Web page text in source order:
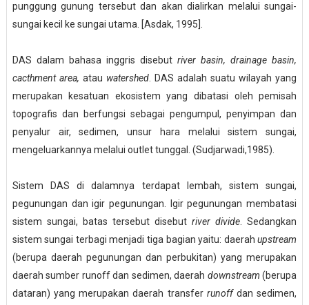
punggung gunung tersebut dan akan dialirkan melalui sungai-
sungai kecil ke sungai utama. [Asdak, 1995 .
DAS dalam bahasa inggris disebutriver basin, drainage basin,
cacthment area, atau watershed. DAS adalah suatu wilayah yang
merupakan kesatuan ekosistem yang dibatasi oleh pemisah
topografis dan berfungsi sebagai pengumpul, penyimpan dan
penyalur air, sedimen, unsur hara melalui sistem sungai,
mengeluarkannya melalui outlet tunggal. (Sudjarwadi,1985).
Sistem DAS di dalamnya terdapatlembah, sistem sungai,
pegunungan dan igir pegunungan. Igir pegunungan membatasi
sistem sungai, batas tersebut disebut river divide. Sedangkan
sistem sungai terbagi menjadi tiga bagian yaitu: daerahupstream
(berupa daerah pegunungan dan perbukitan) yang merupakan
daerah sumber runoff dan sedimen, daerah downstream (berupa
dataran) yang merupakan daerah transfer runoffdan sedimen,